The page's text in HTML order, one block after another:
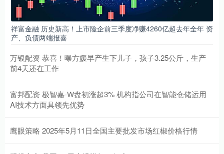
祥富金融 历史新高！上市险企前三季度净赚4260亿超去年全年 资
产、负债两端报喜
万银配资 恭喜！曝方媛早产生下儿子，孩子3.25公斤，生产
前4天还在工作
富邦配资 极智嘉-W盘初涨超3% 机构指公司在智能仓储运用
AI技术方面具领先优势
鹰眼策略 2025年5月11日全国主要批发市场红椒价格行情